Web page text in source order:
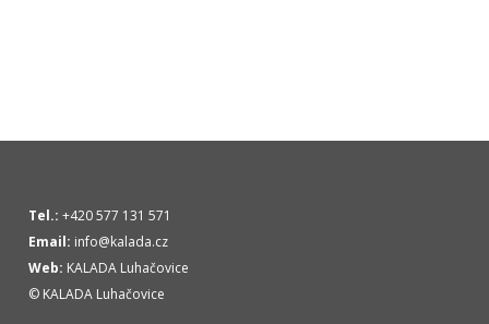
Tel.: +420 577 131 571
Email: info@kalada.cz
Web: KALADA Luhačovice
© KALADA Luhačovice